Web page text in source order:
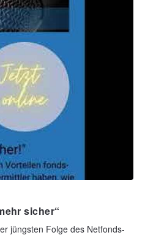
sicher“
jüngsten Folge des Netfonds-